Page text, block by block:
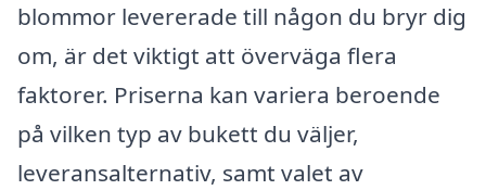
blommor levererade till någon du bryr dig
om, är det viktigt att överväga flera
faktorer. Priserna kan variera beroende
på vilken typ av bukett du väljer,
leveransalternativ, samt valet av